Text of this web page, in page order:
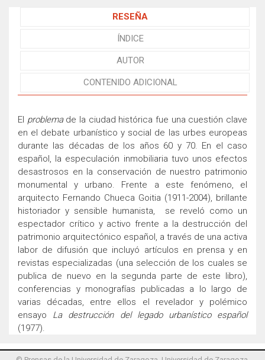
RESEÑA
ÍNDICE
AUTOR
CONTENIDO ADICIONAL
El problemade la ciudad histórica fue una cuestión clave
en el debate urbanístico y social de las urbes europeas
durante las décadas de los años 60 y 70. En el caso
español, la especulación inmobiliaria tuvo unos efectos
desastrosos en la conservación de nuestro patrimonio
monumental y urbano. Frente a este fenómeno, el
arquitecto Fernando Chueca Goitia (1911-2004), brillante
historiador y sensible humanista,
se reveló como un
espectador crítico y activo frente a la destrucción del
patrimonio arquitectónico español, a través de una activa
labor de difusión que incluyó artículos en prensa y en
revistas especializadas (una selección de los cuales se
publica de nuevo en la segunda parte de este libro),
conferencias y monografías publicadas a lo largo de
varias décadas, entre ellos el revelador y polémico
ensayo La destrucción del legado urbanístico español
(1977).